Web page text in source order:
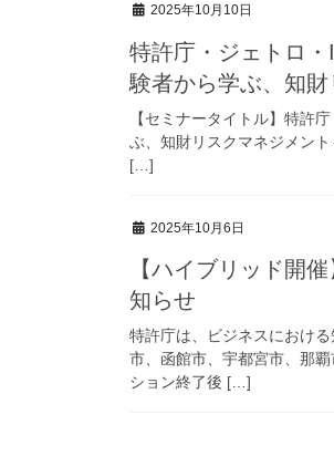
2025年10月10日
特許庁・ジェトロ
験者から学ぶ、知
【セミナータイトル】特許
ぶ、知財リスクマネジメン
[…]
2025年10月6日
【ハイブリッド開
知らせ
特許庁は、ビジネスにおけ
市、函館市、宇都宮市、那
ション終了後 […]